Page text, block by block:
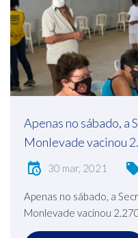
Apenas no sábado, a
Monlevade vacinou
30 mar, 2021
Apenas no sábado, a
Monlevade vacinou